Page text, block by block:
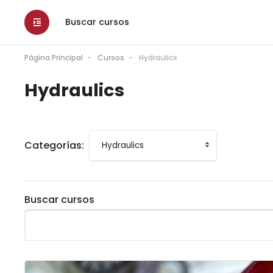
Buscar cursos
Página Principal Cursos Hydraulics
Hydraulics
Categorías:
Buscar cursos